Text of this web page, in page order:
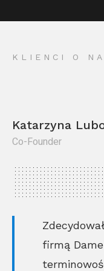
KLIENCI O
Katarzyna
Co-Founder
firmą